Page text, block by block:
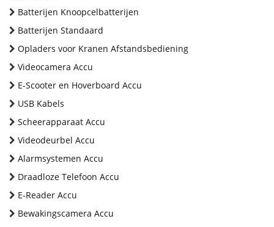
Batterijen Knoopcelbatterijen
Batterijen Standaard
Opladers voor Kranen Afstandsbediening
Videocamera Accu
E-Scooter en Hoverboard Accu
USB Kabels
Scheerapparaat Accu
Videodeurbel Accu
Alarmsystemen Accu
Draadloze Telefoon Accu
E-Reader Accu
Bewakingscamera Accu